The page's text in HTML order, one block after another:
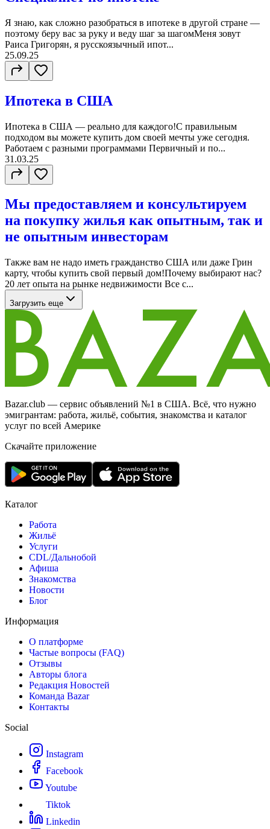
Я знаю, как сложно разобраться в ипотеке в другой стране —
поэтому беру вас за руку и веду шаг за шагомМеня зовут
Раиса Григорян, я русскоязычный ипот...
25.09.25
Ипотека в США
Ипотека в США — реально для каждого!С правильным
подходом вы можете купить дом своей мечты уже сегодня.
Работаем с разными программами Первичный и по...
31.03.25
Мы предоставляем и консультируем
на покупку жилья как опытным, так и
не опытным инвесторам
Также вам не надо иметь гражданство США или даже Грин
карту, чтобы купить свой первый дом!Почему выбирают нас?
20 лет опыта на рынке недвижимости Все с...
Загрузить еще
Bazar.club — сервис объявлений №1 в США. Всё, что нужно
эмигрантам: работа, жильё, события, знакомства и каталог
услуг по всей Америке
Скачайте приложение
Каталог
Работа
Жильё
Услуги
CDL/Дальнобой
Афиша
Знакомства
Новости
Блог
Информация
О платформе
Частые вопросы (FAQ)
Отзывы
Авторы блога
Редакция Новостей
Команда Bazar
Контакты
Social
Instagram
Facebook
Youtube
Tiktok
Linkedin